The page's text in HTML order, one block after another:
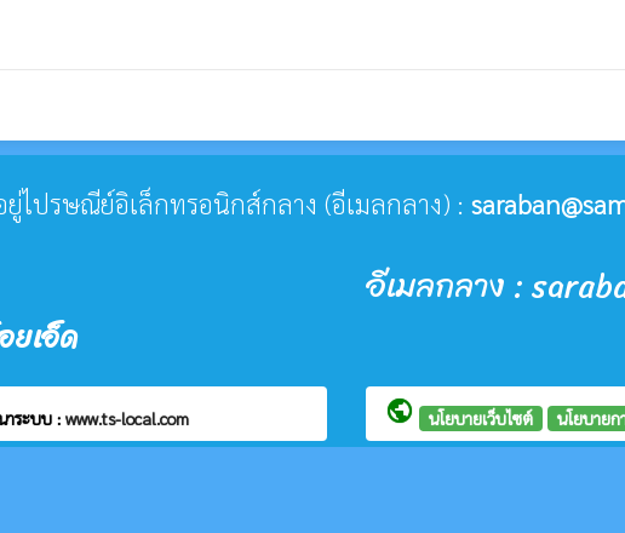
ยู่ไปรษณีย์อิเล็กทรอนิกส์กลาง (อีเมลกลาง) :
ยเอ็ด
อีเมลกลาง :
ระบบ : www.ts-local.com public นโยบายเว็บไซต์ นโยบาย